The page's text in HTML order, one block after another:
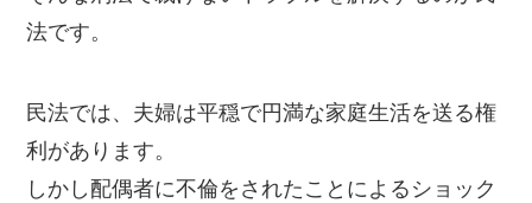
法です。
民法では、夫婦は平穏で円満な家庭生活を送る権
利があります。
しかし配偶者に不倫をされたことによるショック